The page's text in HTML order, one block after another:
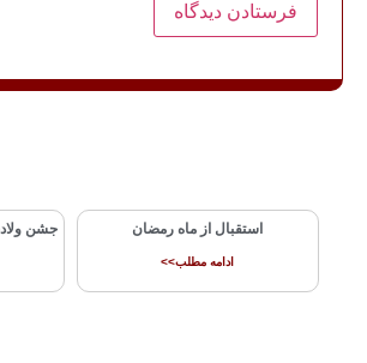
استقبال از ماه رمضان
ادامه مطلب>>
جشن